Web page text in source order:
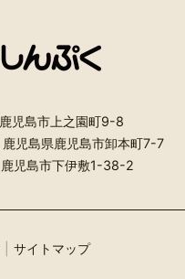
鹿児島市上之園町9-8
鹿児島県鹿児島市卸本町7-7
鹿児島市下伊敷1-38-2
サイトマップ